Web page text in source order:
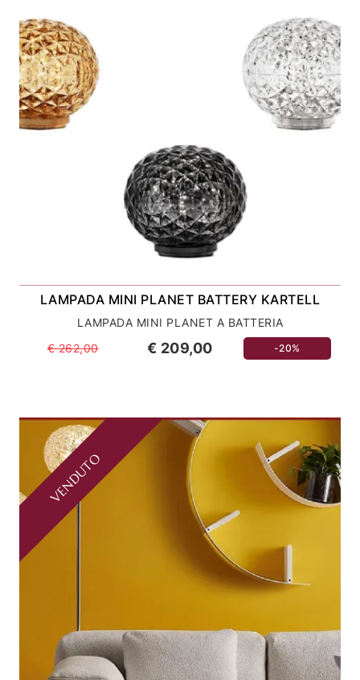
LAMPADA MINI PLANET BATTERY KARTELL
LAMPADA MINI PLANET A BATTERIA
€ 262,00
€ 209,00 -20%
VENDUTO